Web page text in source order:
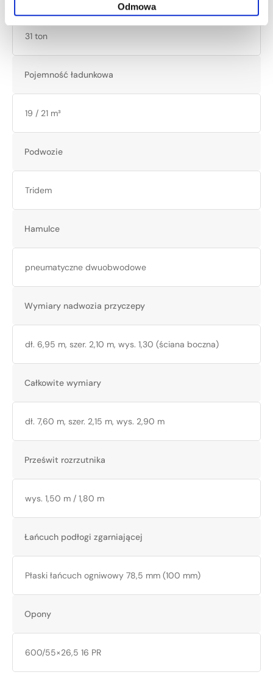
Odmowa
31 ton
Pojemność ładunkowa
19 / 21 m³
Podwozie
Tridem
Hamulce
pneumatyczne dwuobwodowe
Wymiary nadwozia przyczepy
dł. 6,95 m, szer. 2,10 m, wys. 1,30 (ściana boczna)
Całkowite wymiary
dł. 7,60 m, szer. 2,15 m, wys. 2,90 m
Prześwit rozrzutnika
wys. 1,50 m / 1,80 m
Łańcuch podłogi zgarniającej
Płaski łańcuch ogniwowy 78,5 mm (100 mm)
Opony
600/55×26,5 16 PR